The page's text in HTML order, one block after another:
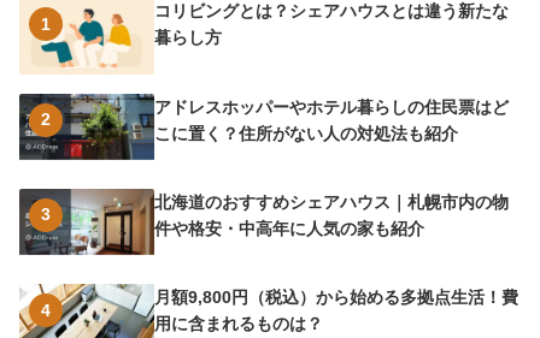
1
コリビングとは？シェアハウスとは違う新たな
暮らし方
2
アドレスホッパーやホテル暮らしの住民票はど
こに置く？住所がない人の対処法も紹介
3
北海道のおすすめシェアハウス｜札幌市内の物
件や格安・中高年に人気の家も紹介
4
月額9,800円（税込）から始める多拠点生活！費
用に含まれるものは？